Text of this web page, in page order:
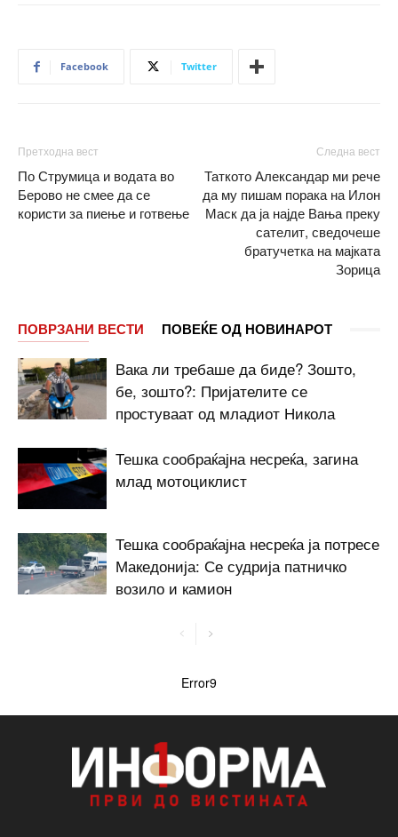
Facebook Twitter
Претходна вест
По Струмица и водата во
Берово не смее да се
користи за пиење и готвење
Следна вест
Таткото Александар ми рече
да му пишам порака на Илон
Маск да ја најде Вања преку
сателит, сведочеше
братучетка на мајката
Зорица
ПОВРЗАНИ ВЕСТИ ПОВЕЌЕ ОД НОВИНАРОТ
Вака ли требаше да биде? Зошто,
бе, зошто?: Пријателите се
простуваат од младиот Никола
Тешка сообраќајна несреќа, загина
млад мотоциклист
Тешка сообраќајна несреќа ја потресе
Македонија: Се судрија патничко
возило и камион
Error9